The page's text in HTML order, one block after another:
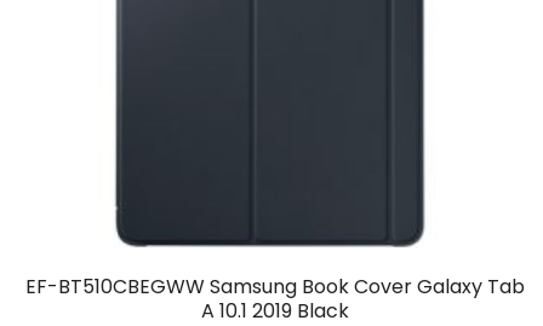
EF-BT510CBEGWW Samsung Book Cover Galaxy Tab
A 10.1 2019 Black